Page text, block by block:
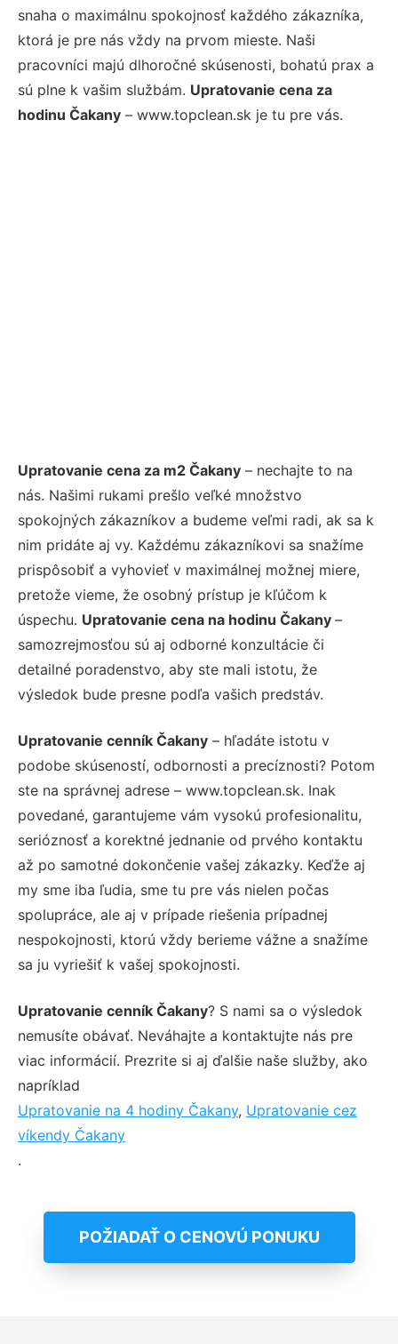
snaha o maximálnu spokojnosť každého zákazníka,
ktorá je pre nás vždy na prvom mieste. Naši
pracovníci majú dlhoročné skúsenosti, bohatú prax a
sú plne k vašim službám. Upratovanie cena za
hodinu Čakany – www.topclean.sk je tu pre vás.
Upratovanie cena za m2 Čakany – nechajte to na
nás. Našimi rukami prešlo veľké množstvo
spokojných zákazníkov a budeme veľmi radi, ak sa k
nim pridáte aj vy. Každému zákazníkovi sa snažíme
prispôsobiť a vyhovieť v maximálnej možnej miere,
pretože vieme, že osobný prístup je kľúčom k
úspechu. Upratovanie cena na hodinu Čakany –
samozrejmosťou sú aj odborné konzultácie či
detailné poradenstvo, aby ste mali istotu, že
výsledok bude presne podľa vašich predstáv.
Upratovanie cenník Čakany – hľadáte istotu v
podobe skúseností, odbornosti a precíznosti? Potom
ste na správnej adrese – www.topclean.sk. Inak
povedané, garantujeme vám vysokú profesionalitu,
serióznosť a korektné jednanie od prvého kontaktu
až po samotné dokončenie vašej zákazky. Keďže aj
my sme iba ľudia, sme tu pre vás nielen počas
spolupráce, ale aj v prípade riešenia prípadnej
nespokojnosti, ktorú vždy berieme vážne a snažíme
sa ju vyriešiť k vašej spokojnosti.
Upratovanie cenník Čakany? S nami sa o výsledok
nemusíte obávať. Neváhajte a kontaktujte nás pre
viac informácií. Prezrite si aj ďalšie naše služby, ako
napríklad
Upratovanie na 4 hodiny Čakany, Upratovanie cez
víkendy Čakany
.
POŽIADAŤ O CENOVÚ PONUKU